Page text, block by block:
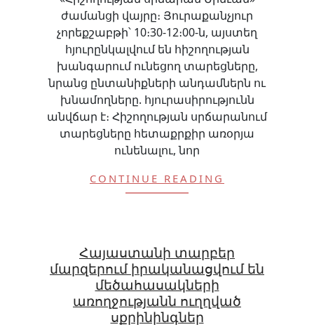
ժամանցի վայրը։ Յուրաքանչյուր
չորեքշաբթի՝ 10։30-12։00-ն, այստեղ
հյուրընկալվում են հիշողության
խանգարում ունեցող տարեցները,
նրանց ընտանիքների անդամներն ու
խնամողները. հյուրասիրությունն
անվճար է։ Հիշողության սրճարանում
տարեցները հետաքրքիր առօրյա
ունենալու, նոր
CONTINUE READING
Հայաստանի տարբեր
մարզերում իրականացվում են
մեծահասակների
առողջությանն ուղղված
սքրինինգներ